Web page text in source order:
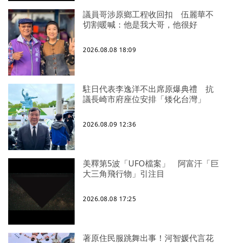
議員哥涉原鄉工程收回扣 伍麗華不
切割暖喊：他是我大哥，他很好
2026.08.08 18:09
駐日代表李逸洋不出席原爆典禮 抗
議長崎市府座位安排「矮化台灣」
2026.08.09 12:36
美釋第5波「UFO檔案」 阿富汗「巨
大三角飛行物」引注目
2026.08.08 17:25
著原住民服跳舞出事！河智媛代言花